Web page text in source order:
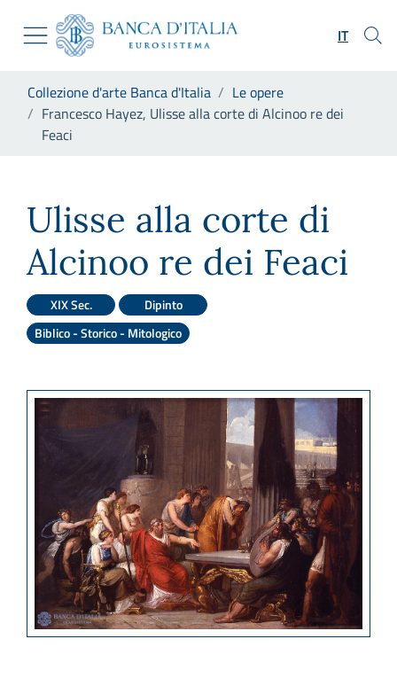
Skip to Main Content
Vai al sito istituzionale
Vai al menu di navigazione
Vai alla ricerca
Vai al footer
IT
Collezione d'arte Banca d'Italia
Le opere
Francesco Hayez, Ulisse alla corte di Alcinoo re dei
Feaci
Ulisse alla corte di
Alcinoo re dei Feaci
XIX Sec.
Dipinto
Biblico - Storico - Mitologico